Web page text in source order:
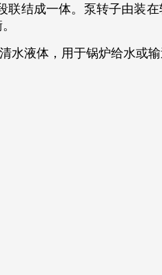
结成一体。泵转子由装
液体，用于锅炉给水或输